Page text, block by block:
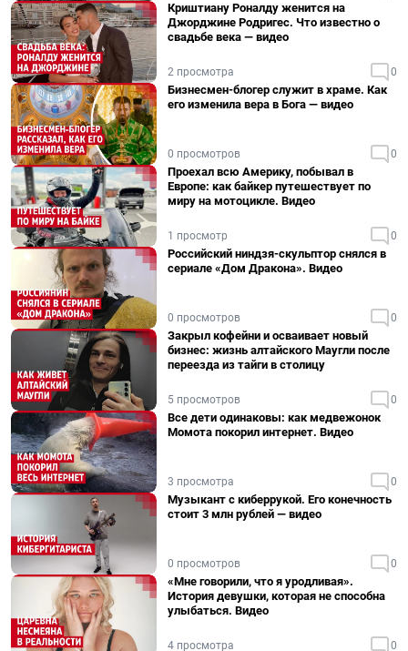
Криштиану Роналду женится на
Джорджине Родригес. Что известно о
свадьбе века — видео
2 просмотра 0
Бизнесмен-блогер служит в храме. Как
его изменила вера в Бога — видео
0 просмотров 0
Проехал всю Америку, побывал в
Европе: как байкер путешествует по
миру на мотоцикле. Видео
1 просмотр 0
Российский ниндзя-скульптор снялся в
сериале «Дом Дракона». Видео
0 просмотров 0
Закрыл кофейни и осваивает новый
бизнес: жизнь алтайского Маугли после
переезда из тайги в столицу
5 просмотров 0
Все дети одинаковы: как медвежонок
Момота покорил интернет. Видео
3 просмотра 0
Музыкант с киберрукой. Его конечность
стоит 3 млн рублей — видео
0 просмотров 0
«Мне говорили, что я уродливая».
История девушки, которая не способна
улыбаться. Видео
4 просмотра 0